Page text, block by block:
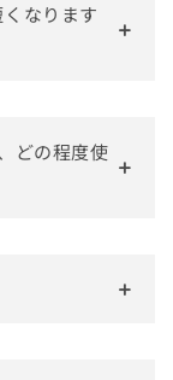
なります
どの程度使